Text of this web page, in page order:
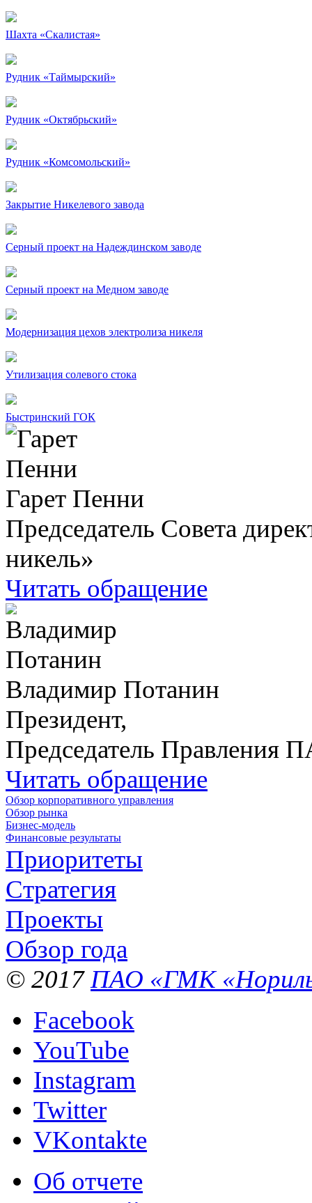
Шахта «Скалистая»
Рудник «Таймырский»
Рудник «Октябрьский»
Рудник «Комсомольский»
Закрытие Никелевого завода
Серный проект на Надеждинском заводе
Серный проект на Медном заводе
Модернизация цехов электролиза никеля
Утилизация солевого стока
Быстринский ГОК
Гарет Пенни
Председатель Совета
никель»
Читать обращение
Владимир Потанин
Президент,
Председатель Правления
Читать обращение
Обзор корпоративного управления
Обзор рынка
Бизнес-модель
Финансовые результаты
Приоритеты
Стратегия
Проекты
Обзор года
© 2017 ПАО «ГМК
Facebook
YouTube
Instagram
Twitter
VKontakte
Об отчете